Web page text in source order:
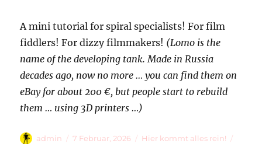
A mini tutorial for spiral specialists! For film
fiddlers! For dizzy filmmakers! (Lomo is the
name of the developing tank. Made in Russia
decades ago, now no more … you can find them on
eBay for about 200 €, but people start to rebuild
them … using 3D printers …)
Autor
admin
Veröffentlicht
7 Februar, 2026 Kategorien
Hier kommt alles rein!